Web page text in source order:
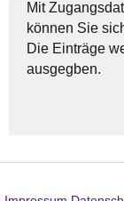
Mit
​können Sie
​Die Einträge
ausgegben.